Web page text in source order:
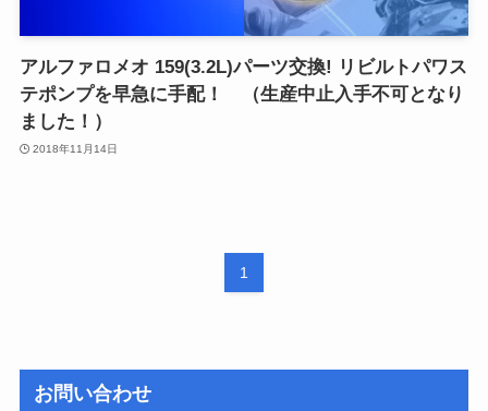
アルファロメオ 159(3.2L)パーツ交換! リビルトパワス
テポンプを早急に手配！ （生産中止入手不可となり
ました！）
2018年11月14日
1
お問い合わせ